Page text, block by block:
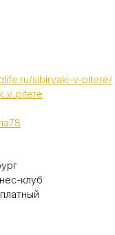
sibiryaki-v-pitere/
клуб